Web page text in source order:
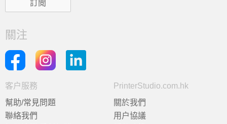
關注
客户服務
幫助/常見問題
聯絡我們
PrinterStudio.com.hk
關於我們
用户協議